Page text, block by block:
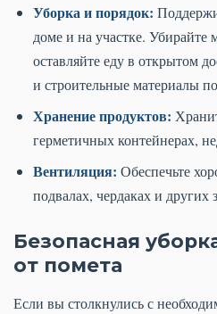
Уборка и порядок:
доме и на участке.
оставляйте еду в открытом
и строительные материалы
Хранение продуктов:
герметичных контейнерах,
Вентиляция: Обеспечьте
подвалах, чердаках и
Безопасная
от помета
Если вы столкнулись с